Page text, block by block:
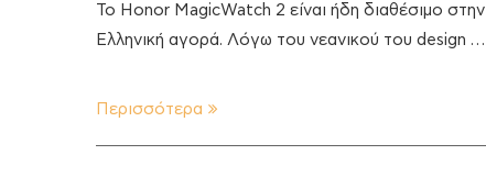
Το Honor MagicWatch 2 είναι ήδη διαθέσιμο στην
Ελληνική αγορά. Λόγω του νεανικού του design …
Περισσότερα